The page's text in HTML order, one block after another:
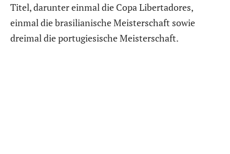
Titel, darunter einmal die Copa Libertadores,
einmal die brasilianische Meisterschaft sowie
dreimal die portugiesische Meisterschaft.